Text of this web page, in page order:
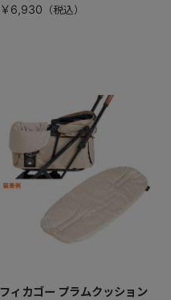
￥6,930
フィカゴー プラムクッション